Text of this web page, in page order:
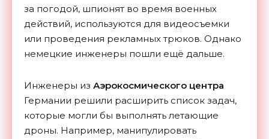
за погодой, шпионят во время военных
действий, используются для видеосъемки
или проведения рекламных трюков. Однако
немецкие инженеры пошли ещё дальше.
Инженеры из Аэрокосмического центра
Германии решили расширить список задач,
которые могли бы выполнять летающие
дроны. Например, манипулировать